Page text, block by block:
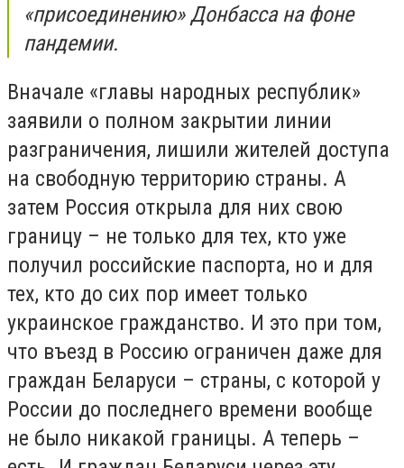
«присоединению» Донбасса на фоне
пандемии.
Вначале «главы народных республик»
заявили о полном закрытии линии
разграничения, лишили жителей доступа
на свободную территорию страны. А
затем Россия открыла для них свою
границу – не только для тех, кто уже
получил российские паспорта, но и для
тех, кто до сих пор имеет только
украинское гражданство. И это при том,
что въезд в Россию ограничен даже для
граждан Беларуси – страны, с которой у
России до последнего времени вообще
не было никакой границы. А теперь –